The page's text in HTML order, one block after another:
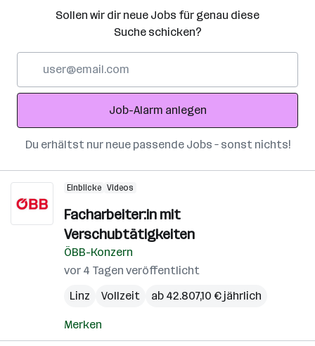
Sollen wir dir neue Jobs für genau diese
Suche schicken?
Adresse
Job-Alarm anlegen
Du erhältst nur neue passende Jobs – sonst nichts!
Einblicke Videos
Facharbeiter:in mit
Verschubtätigkeiten
ÖBB-Konzern
vor 4 Tagen veröffentlicht
Linz
Vollzeit ab 42.807,10 € jährlich
Merken